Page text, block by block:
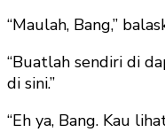
“Maulah, Bang,”
“Buatlah sendiri di
di sini.”
“Eh ya, Bang. Kau